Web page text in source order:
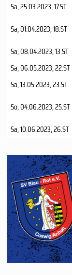
Sa, 25.03.2023, 17.ST
Sa, 01.04.2023, 18.ST
Sa, 08.04.2023, 13.ST
Sa, 06.05.2023, 22.ST
Sa, 13.05.2023, 23.ST
So, 04.06.2023, 25.ST
Sa, 10.06.2023, 26.ST